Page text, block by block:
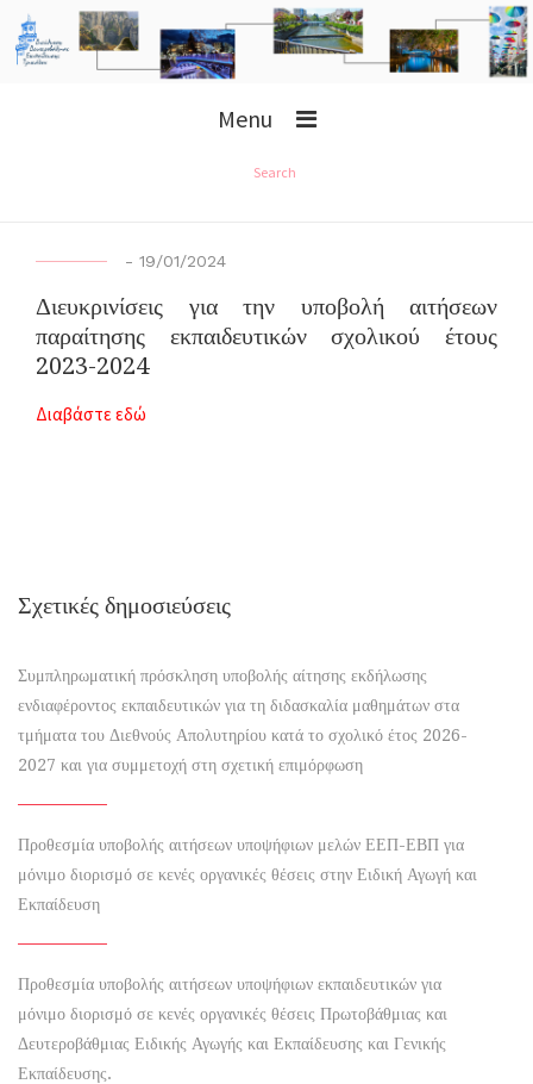
Menu
Search
- 19/01/2024
Διευκρινίσεις για την υποβολή αιτήσεων
παραίτησης εκπαιδευτικών σχολικού έτους
2023-2024
Διαβάστε εδώ
Σχετικές δημοσιεύσεις
Συμπληρωματική πρόσκληση υποβολής αίτησης εκδήλωσης
ενδιαφέροντος εκπαιδευτικών για τη διδασκαλία μαθημάτων στα
τμήματα του Διεθνούς Απολυτηρίου κατά το σχολικό έτος 2026-
2027 και για συμμετοχή στη σχετική επιμόρφωση
Προθεσμία υποβολής αιτήσεων υποψήφιων μελών ΕΕΠ-ΕΒΠ για
μόνιμο διορισμό σε κενές οργανικές θέσεις στην Ειδική Αγωγή και
Εκπαίδευση
Προθεσμία υποβολής αιτήσεων υποψήφιων εκπαιδευτικών για
μόνιμο διορισμό σε κενές οργανικές θέσεις Πρωτοβάθμιας και
Δευτεροβάθμιας Ειδικής Αγωγής και Εκπαίδευσης και Γενικής
Εκπαίδευσης.